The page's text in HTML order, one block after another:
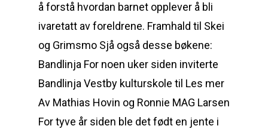
å forstå hvordan barnet opplever å bli
ivaretatt av foreldrene. Framhald til Skei
og Grimsmo Sjå også desse bøkene:
Bandlinja For noen uker siden inviterte
Bandlinja Vestby kulturskole til Les mer
Av Mathias Hovin og Ronnie MAG Larsen
For tyve år siden ble det født en jente i